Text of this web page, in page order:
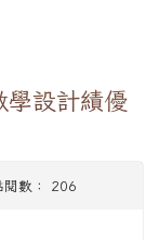
學設計績優
數： 206